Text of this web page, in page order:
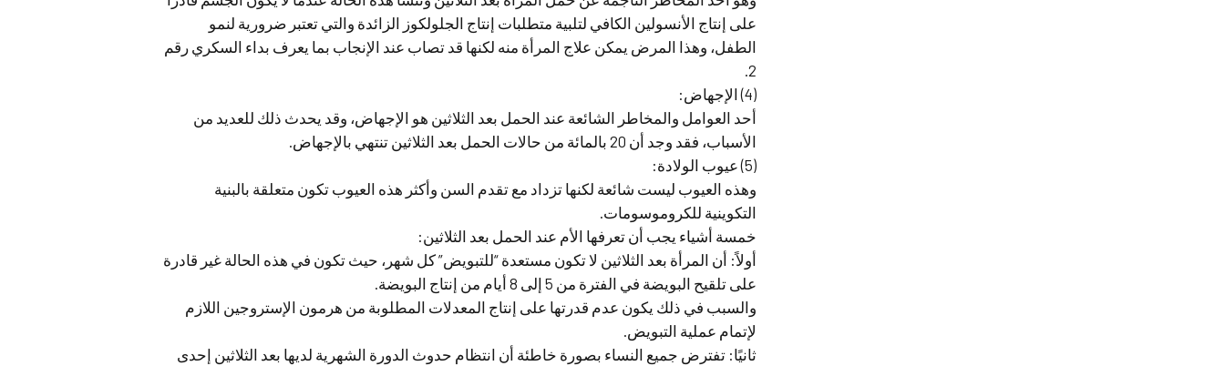
على إنتاج الأنسولين الكافي لتلبية متطلبات إنتاج الجلولكوز الزائدة والتي تعتبر ضرورية لنمو
الطفل، وهذا المرض يمكن علاج المرأة منه لكنها قد تصاب عند الإنجاب بما يعرف بداء السكري رقم
2.
(4) الإجهاض:
أحد العوامل والمخاطر الشائعة عند الحمل بعد الثلاثين هو الإجهاض، وقد يحدث ذلك للعديد من
الأسباب، فقد وجد أن 20 بالمائة من حالات الحمل بعد الثلاثين تنتهي بالإجهاض.
(5) عيوب الولادة:
وهذه العيوب ليست شائعة لكنها تزداد مع تقدم السن وأكثر هذه العيوب تكون متعلقة بالبنية
التكوينية للكروموسومات.
خمسة أشياء يجب أن تعرفها الأم عند الحمل بعد الثلاثين:
أولاً: أن المرأة بعد الثلاثين لا تكون مستعدة “للتبويض” كل شهر، حيث تكون في هذه الحالة غير قادرة
على تلقيح البويضة في الفترة من 5 إلى 8 أيام من إنتاج البويضة.
والسبب في ذلك يكون عدم قدرتها على إنتاج المعدلات المطلوبة من هرمون الإستروجين اللازم
لإتمام عملية التبويض.
ثانيًا: تفترض جميع النساء بصورة خاطئة أن انتظام حدوث الدورة الشهرية لديها بعد الثلاثين إحدى